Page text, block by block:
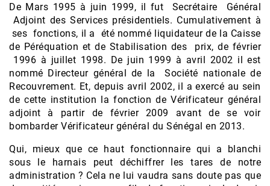
De Mars 1995 à juin 1999, il fut Secrétaire Général
Adjoint des Services présidentiels. Cumulativement à
ses fonctions, il a été nommé liquidateur de la Caisse
de Péréquation et de Stabilisation des prix, de février
1996 à juillet 1998. De juin 1999 à avril 2002 il est
nommé Directeur général de la Société nationale de
Recouvrement. Et, depuis avril 2002, il a exercé au sein
de cette institution la fonction de Vérificateur général
adjoint à partir de février 2009 avant de se voir
bombarder Vérificateur général du Sénégal en 2013.
Qui, mieux que ce haut fonctionnaire qui a blanchi
sous le harnais peut déchiffrer les tares de notre
administration ? Cela ne lui vaudra sans doute pas que